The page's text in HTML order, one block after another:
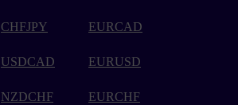
CHFJPY EURCAD
USDCAD EURUSD
NZDCHF EURCHF